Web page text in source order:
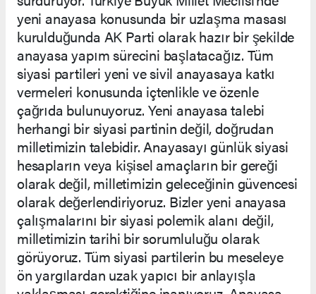
yeni anayasa konusunda bir uzlaşma masası
kurulduğunda AK Parti olarak hazır bir şekilde
anayasa yapım sürecini başlatacağız. Tüm
siyasi partileri yeni ve sivil anayasaya katkı
vermeleri konusunda içtenlikle ve özenle
çağrıda bulunuyoruz. Yeni anayasa talebi
herhangi bir siyasi partinin değil, doğrudan
milletimizin talebidir. Anayasayı günlük siyasi
hesapların veya kişisel amaçların bir gereği
olarak değil, milletimizin geleceğinin güvencesi
olarak değerlendiriyoruz. Bizler yeni anayasa
çalışmalarını bir siyasi polemik alanı değil,
milletimizin tarihi bir sorumluluğu olarak
görüyoruz. Tüm siyasi partilerin bu meseleye
ön yargılardan uzak yapıcı bir anlayışla